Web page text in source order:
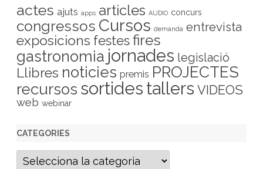
actes ajuts apps articles AUDIO concurs
congressos Cursos demanda entrevista
exposicions festesfires
gastronomia jornades legislació
Llibres noticies premis PROJECTES
recursos sortides tallers VIDEOS
web webinar
CATEGORIES
C